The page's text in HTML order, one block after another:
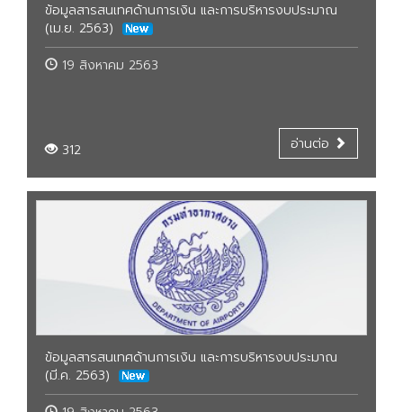
ข้อมูลสารสนเทศด้านการเงิน และการบริหารงบประมาณ
(เม.ย. 2563)
19 สิงหาคม 2563
312 อ่านต่อ
ข้อมูลสารสนเทศด้านการเงิน และการบริหารงบประมาณ
(มี.ค. 2563)